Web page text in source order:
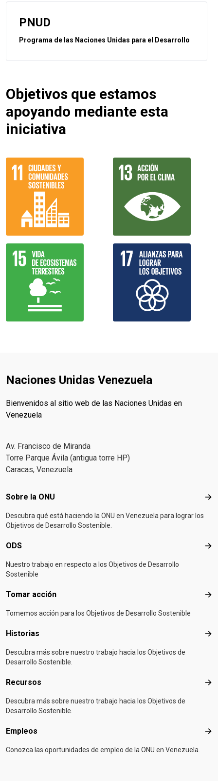
PNUD
Programa de las Naciones Unidas para el Desarrollo
Objetivos que estamos
apoyando mediante esta
iniciativa
Naciones Unidas Venezuela
Bienvenidos al sitio web de las Naciones Unidas en
Venezuela
Av. Francisco de Miranda
Torre Parque Ávila (antigua torre HP)
Caracas, Venezuela
Footer menu
Sobre la ONU
Descubra qué está haciendo la ONU en Venezuela para lograr los
Objetivos de Desarrollo Sostenible.
ODS
Nuestro trabajo en respecto a los Objetivos de Desarrollo
Sostenible
Tomar acción
Tomemos acción para los Objetivos de Desarrollo Sostenible
Historias
Descubra más sobre nuestro trabajo hacia los Objetivos de
Desarrollo Sostenible.
Recursos
Descubra más sobre nuestro trabajo hacia los Objetivos de
Desarrollo Sostenible.
Empleos
Conozca las oportunidades de empleo de la ONU en Venezuela.